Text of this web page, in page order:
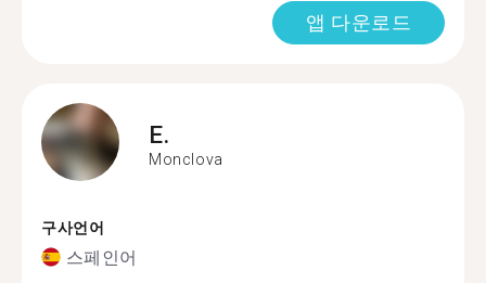
앱 다운로드
E.
Monclova
구사언어
스페인어